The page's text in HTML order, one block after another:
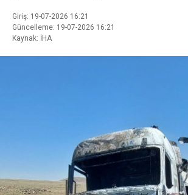
Giriş: 19-07-2026 16:21
Güncelleme: 19-07-2026 16:21
Kaynak: İHA